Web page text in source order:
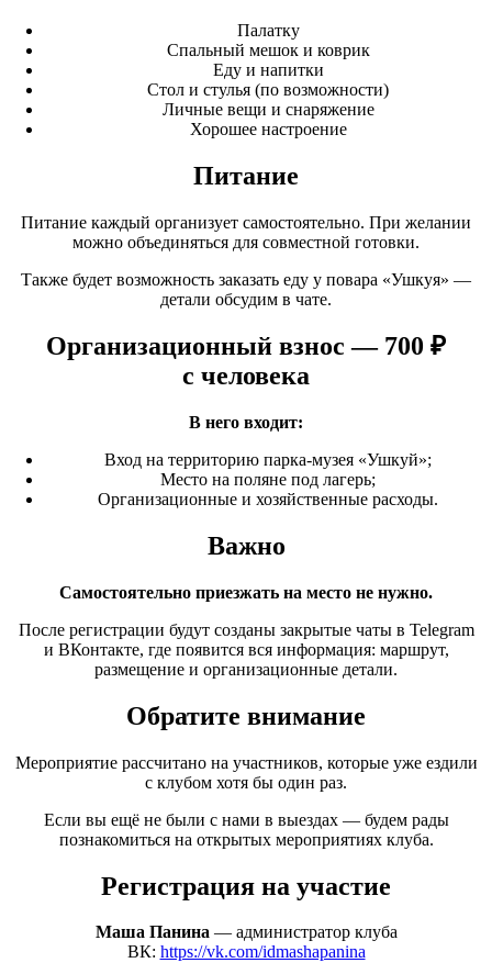
Палатку
Спальный мешок и коврик
Еду и напитки
Стол и стулья (по возможности)
Личные вещи и снаряжение
Хорошее настроение
Питание
Питание каждый организует самостоятельно. При желании
можно объединяться для совместной готовки.
Также будет возможность заказать еду у повара «Ушкуя» —
детали обсудим в чате.
Организационный взнос — 700 ₽
с человека
В него входит:
Вход на территорию парка-музея «Ушкуй»;
Место на поляне под лагерь;
Организационные и хозяйственные расходы.
Важно
Самостоятельно приезжать на место не нужно.
После регистрации будут созданы закрытые чаты в Telegram
и ВКонтакте, где появится вся информация: маршрут,
размещение и организационные детали.
Обратите внимание
Мероприятие рассчитано на участников, которые уже ездили
с клубом хотя бы один раз.
Если вы ещё не были с нами в выездах — будем рады
познакомиться на открытых мероприятиях клуба.
Регистрация на участие
Маша Панина— администратор клуба
ВК: https://vk.com/idmashapanina